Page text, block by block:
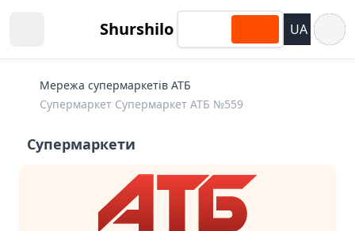
Shurshilo UA
Мережа супермаркетів АТБ
Супермаркет Супермаркет АТБ №559
Супермаркети